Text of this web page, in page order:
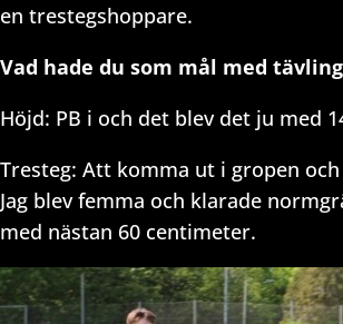
en trestegshoppare.
Vad hade du som mål med
Höjd: PB i och det blev det ju med
Tresteg: Att komma ut i gropen
Jag blev femma och klarade
med nästan 60 centimeter.